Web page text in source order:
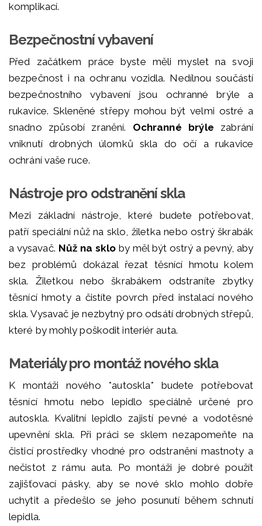
komplikací.
Bezpečnostní vybavení
Před začátkem práce byste měli myslet na svoji
bezpečnost i na ochranu vozidla. Nedílnou součástí
bezpečnostního vybavení jsou ochranné brýle a
rukavice. Skleněné střepy mohou být velmi ostré a
snadno způsobí zranění. Ochranné brýle zabrání
vniknutí drobných úlomků skla do očí a rukavice
ochrání vaše ruce.
Nástroje pro odstranění skla
Mezi základní nástroje, které budete potřebovat,
patří speciální nůž na sklo, žiletka nebo ostrý škrabák
a vysavač. Nůž na sklo by měl být ostrý a pevný, aby
bez problémů dokázal řezat těsnící hmotu kolem
skla. Žiletkou nebo škrabákem odstraníte zbytky
těsnící hmoty a čistíte povrch před instalací nového
skla. Vysavač je nezbytný pro odsátí drobných střepů,
které by mohly poškodit interiér auta.
Materiály pro montáž nového skla
K montáži nového *autoskla* budete potřebovat
těsnící hmotu nebo lepidlo speciálně určené pro
autoskla. Kvalitní lepidlo zajistí pevné a vodotěsné
upevnění skla. Při práci se sklem nezapomeňte na
čisticí prostředky vhodné pro odstranění mastnoty a
nečistot z rámu auta. Po montáži je dobré použít
zajišťovací pásky, aby se nové sklo mohlo dobře
uchytit a předešlo se jeho posunutí během schnutí
lepidla.